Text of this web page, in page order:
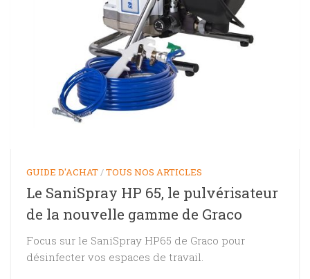
GUIDE D'ACHAT/TOUS NOS ARTICLES
Le SaniSpray HP 65, le pulvérisateur
de la nouvelle gamme de Graco
Focus sur le SaniSpray HP65 de Graco pour
désinfecter vos espaces de travail.